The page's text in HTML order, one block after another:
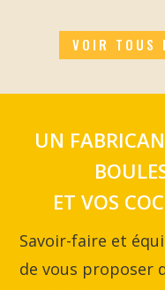
VOIR TOUS
UN
ET VOS
Savoir-faire et
de vous proposer